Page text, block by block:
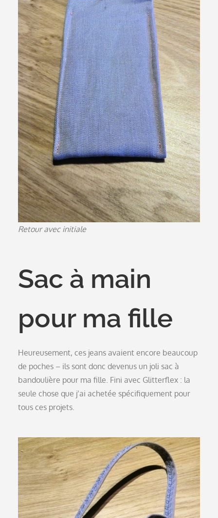
Retour avec initiale
Sac à main
pour ma fille
Heureusement, ces jeans avaient encore beaucoup
de poches – ils sont donc devenus un joli sac à
bandoulière pour ma fille. Fini avec Glitterflex : la
seule chose que j’ai achetée spécifiquement pour
tous ces projets.